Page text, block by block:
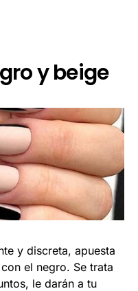
y beige
y discreta, apuesta
el negro. Se trata
le darán a tu